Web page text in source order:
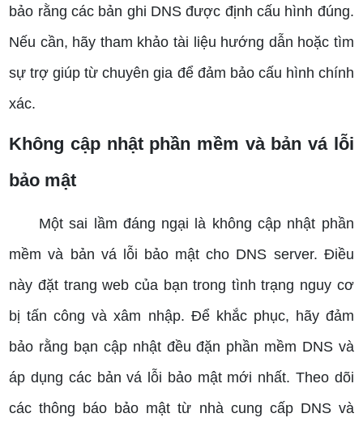
bảo rằng các bản ghi DNS được định cấu hình đúng.
Nếu cần, hãy tham khảo tài liệu hướng dẫn hoặc tìm
sự trợ giúp từ chuyên gia để đảm bảo cấu hình chính
xác.
Không cập nhật phần mềm và bản vá lỗi
bảo mật
Một sai lầm đáng ngại là không cập nhật phần
mềm và bản vá lỗi bảo mật cho DNS server. Điều
này đặt trang web của bạn trong tình trạng nguy cơ
bị tấn công và xâm nhập. Để khắc phục, hãy đảm
bảo rằng bạn cập nhật đều đặn phần mềm DNS và
áp dụng các bản vá lỗi bảo mật mới nhất. Theo dõi
các thông báo bảo mật từ nhà cung cấp DNS và